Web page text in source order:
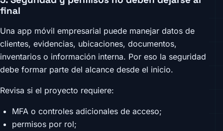
final
Una app móvil empresarial puede manejar datos de
clientes, evidencias, ubicaciones, documentos,
inventarios o información interna. Por eso la seguridad
debe formar parte del alcance desde el inicio.
Revisa si el proyecto requiere:
MFA o controles adicionales de acceso;
permisos por rol;